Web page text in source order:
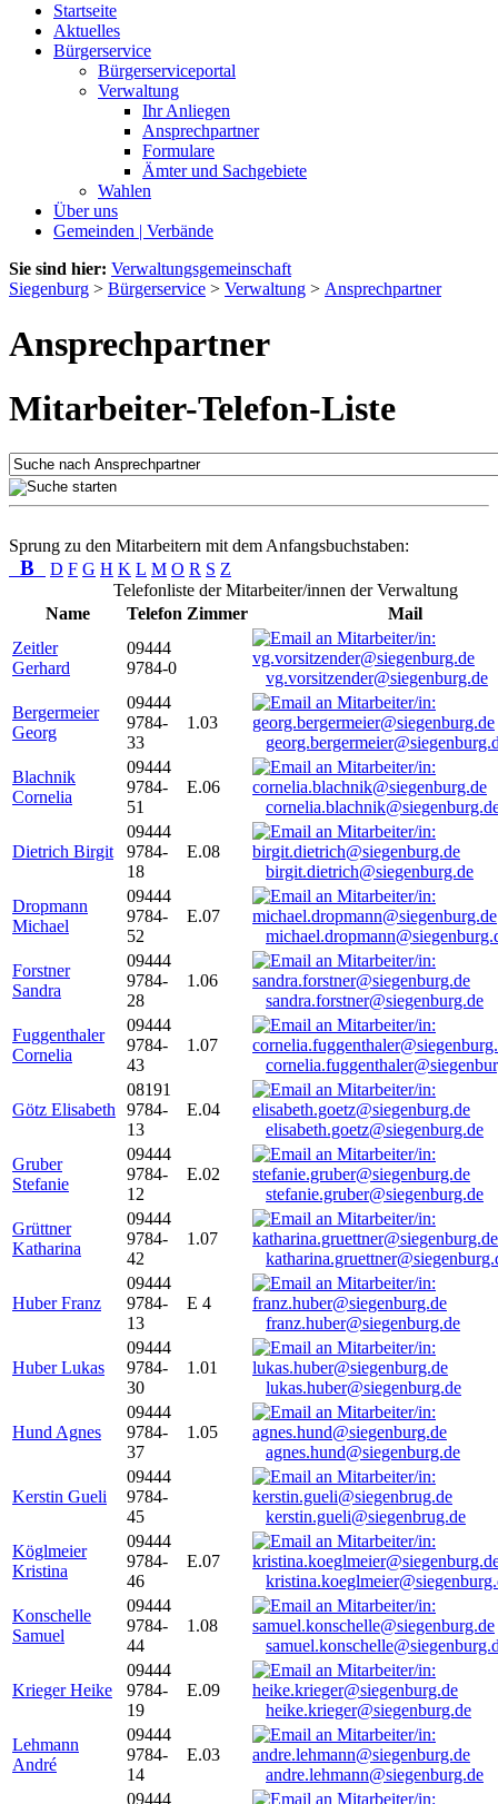
Startseite
Aktuelles
Bürgerservice
Bürgerserviceportal
Verwaltung
Ihr Anliegen
Ansprechpartner
Formulare
Ämter und Sachgebiete
Wahlen
Über uns
Gemeinden | Verbände
Sie sind hier: Verwaltungsgemeinschaft
Siegenburg > Bürgerservice > Verwaltung > Ansprechpartner
Ansprechpartner
Mitarbeiter-Telefon-Liste
Sprung zu den Mitarbeitern mit dem Anfangsbuchstaben:
B D F G H K L M O R S Z
Telefonliste der Mitarbeiter/innen der Verwaltung
Name
Telefon Zimmer
Mail
Zeitler
Gerhard
09444
9784-0
vg.vorsitzender@siegenburg.de
Bergermeier
Georg
09444
9784-
33
1.03
Blachnik
Cornelia
09444
9784-
51
E.06
Dietrich Birgit
09444
9784-
18
E.08
birgit.dietrich@siegenburg.de
Dropmann
Michael
09444
9784-
52
E.07
Forstner
Sandra
09444
9784-
28
1.06
sandra.forstner@siegenburg.de
Fuggenthaler
Cornelia
09444
9784-
43
1.07
Götz Elisabeth
08191
9784-
13
E.04
elisabeth.goetz@siegenburg.de
Gruber
Stefanie
09444
9784-
12
E.02
stefanie.gruber@siegenburg.de
Grüttner
Katharina
09444
9784-
42
1.07
Huber Franz
09444
9784-
13
E 4
franz.huber@siegenburg.de
Huber Lukas
09444
9784-
30
1.01
lukas.huber@siegenburg.de
Hund Agnes
09444
9784-
37
1.05
agnes.hund@siegenburg.de
Kerstin Gueli
09444
9784-
45
kerstin.gueli@siegenbrug.de
Köglmeier
Kristina
09444
9784-
46
E.07
Konschelle
Samuel
09444
9784-
44
1.08
Krieger Heike
09444
9784-
19
E.09
heike.krieger@siegenburg.de
Lehmann
André
09444
9784-
14
E.03
andre.lehmann@siegenburg.de
09444